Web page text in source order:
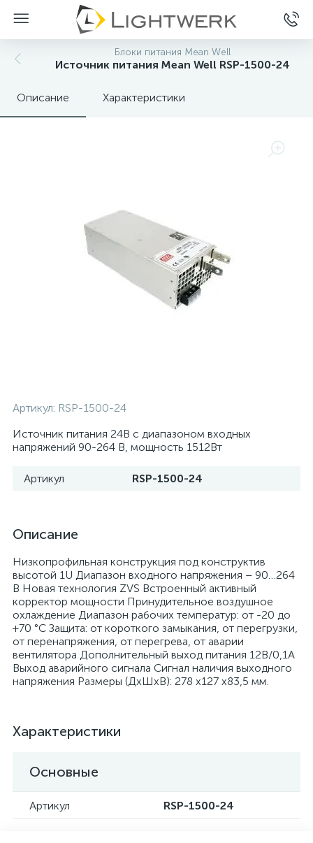
Блоки питания Mean Well
Источник питания Mean Well RSP-1500-24
Описание Характеристики
Артикул: RSP-1500-24
Источник питания 24В с диапазоном входных
напряжений 90-264 В, мощность 1512Вт
Артикул RSP-1500-24
Описание
Низкопрофильная конструкция под конструктив
высотой 1U Диапазон входного напряжения – 90…264
В Новая технология ZVS Встроенный активный
корректор мощности Принудительное воздушное
охлаждение Диапазон рабочих температур: от -20 до
+70 °С Защита: от короткого замыкания, от перегрузки,
от перенапряжения, от перегрева, от аварии
вентилятора Дополнительный выход питания 12В/0,1A
Выход аварийного сигнала Cигнал наличия выходного
напряжения Размеры (ДхШхВ): 278 x127 x83,5 мм.
Характеристики
Основные
Артикул RSP-1500-24